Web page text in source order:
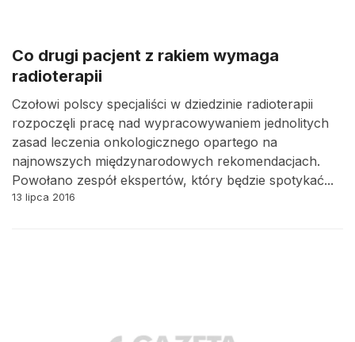
Co drugi pacjent z rakiem wymaga
radioterapii
Czołowi polscy specjaliści w dziedzinie radioterapii
rozpoczęli pracę nad wypracowywaniem jednolitych
zasad leczenia onkologicznego opartego na
najnowszych międzynarodowych rekomendacjach.
Powołano zespół ekspertów, który będzie spotykać...
13 lipca 2016